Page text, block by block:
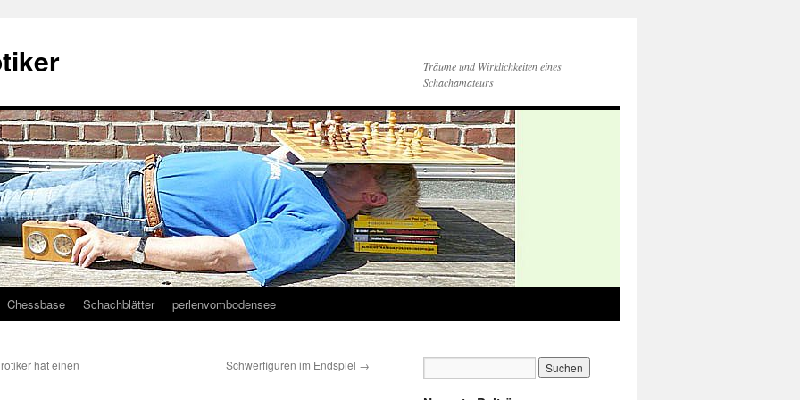
Träume und Wirklichkeiten eines
Schachamateurs
Chessbase Schachblätter perlenvombodensee
hat einen
Schwerfiguren im Endspiel →